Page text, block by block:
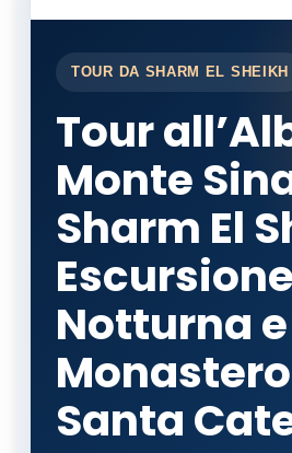
TOUR DA SHARM EL SHEIKH
Tour
Monte
Sharm El
Escursione
Notturna e
Santa